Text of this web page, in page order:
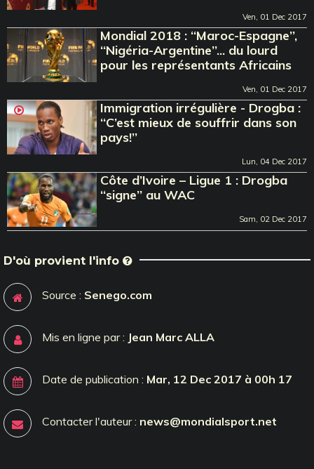
Ven, 01 Dec 2017
Mondial 2018 : ‘‘Maroc-Espagne’’,
‘‘Nigéria-Argentine’’... du lourd
pour les représentants Africains
Ven, 01 Dec 2017
Immigration irrégulière - Drogba :
‘‘C’est mieux de souffrir dans son
pays!’’
Lun, 04 Dec 2017
Côte d’Ivoire – Ligue 1 : Drogba
‘‘signe’’ au WAC
Sam, 02 Dec 2017
D'où provient l'info
Source : Senego.com
Mis en ligne par : Jean Marc ALLA
Date de publication : Mar, 12 Dec 2017 à 00h 17
Contacter l'auteur : news@mondialsport.net